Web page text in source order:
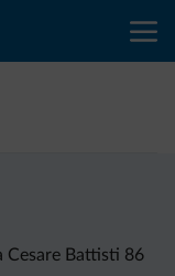
Cesare Battisti 86